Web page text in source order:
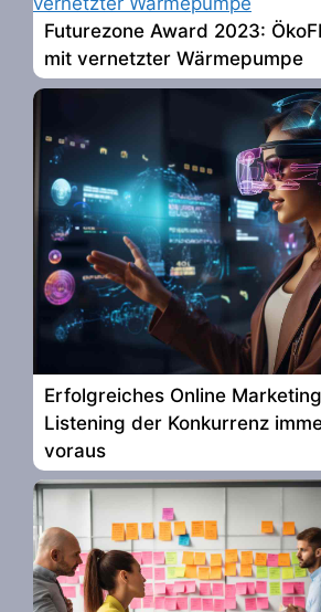
Futurezone Award 2023:
mit vernetzter Wärmepumpe
Erfolgreiches Online
Listening der Konkurrenz
voraus